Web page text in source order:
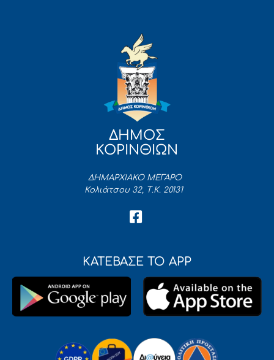
ΔΗΜΟΣ
ΚΟΡΙΝΘΙΩΝ
ΔΗΜΑΡΧΙΑΚΟ ΜΕΓΑΡΟ
Κολιάτσου 32, Τ.Κ. 20131
ΚΑΤΕΒΑΣΕ ΤΟ APP